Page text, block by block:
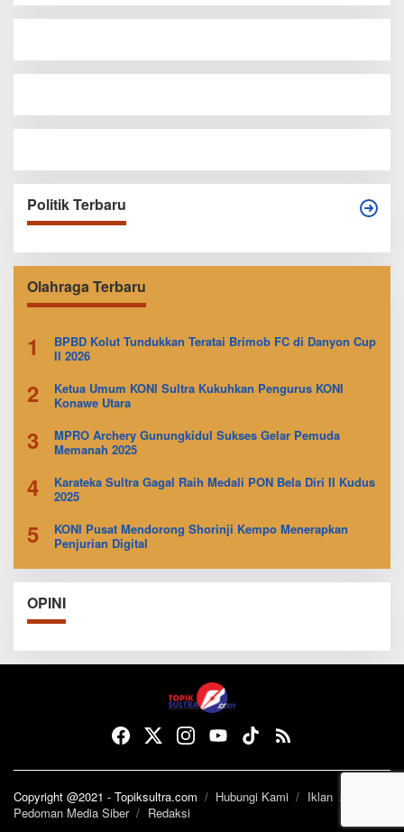
Politik Terbaru
Olahraga Terbaru
1
BPBD Kolut Tundukkan Teratai Brimob FC di Danyon Cup
II 2026
2
Ketua Umum KONI Sultra Kukuhkan Pengurus KONI
Konawe Utara
3
MPRO Archery Gunungkidul Sukses Gelar Pemuda
Memanah 2025
4
Karateka Sultra Gagal Raih Medali PON Bela Diri II Kudus
2025
5
KONI Pusat Mendorong Shorinji Kempo Menerapkan
Penjurian Digital
OPINI
Copyright @2021 - Topiksultra.com Hubungi Kami
Iklan
Pedoman Media Siber
Redaksi